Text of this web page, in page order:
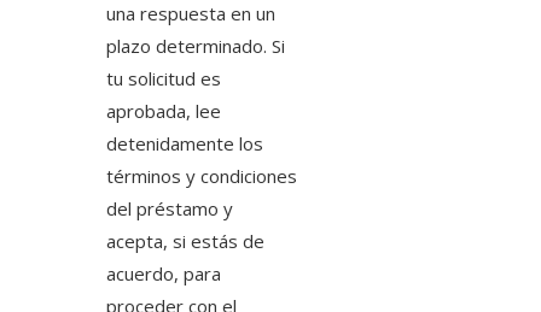
una respuesta en un
plazo determinado. Si
tu solicitud es
aprobada, lee
detenidamente los
términos y condiciones
del préstamo y
acepta, si estás de
acuerdo, para
proceder con el